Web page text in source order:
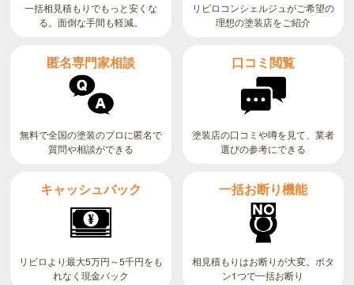
一括相見積もりでもっと安くな
る。面倒な手間も軽減。
リビロコンシェルジュがご希望の
理想の塗装店をご紹介
匿名専門家相談
無料で全国の塗装のプロに匿名で
質問や相談ができる
口コミ閲覧
塗装店の口コミや噂を見て、業者
選びの参考にできる
キャッシュバック
リビロより最大5万円～5千円をも
れなく現金バック
一括お断り機能
相見積もりはお断りが大変。ボタ
ン1つで一括お断り